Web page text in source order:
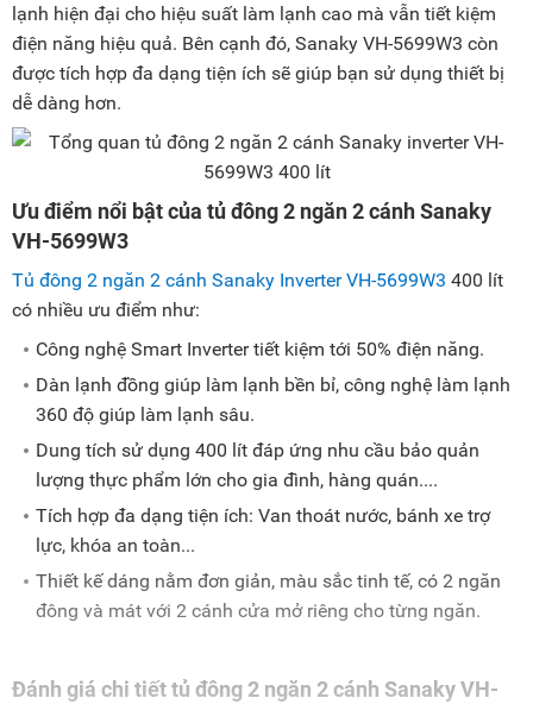
lạnh hiện đại cho hiệu suất làm lạnh cao mà vẫn tiết kiệm
điện năng hiệu quả. Bên cạnh đó, Sanaky VH-5699W3 còn
được tích hợp đa dạng tiện ích sẽ giúp bạn sử dụng thiết bị
dễ dàng hơn.
Ưu điểm nổi bật của tủ đông 2 ngăn 2 cánh Sanaky
VH-5699W3
Tủ đông 2 ngăn 2 cánh Sanaky Inverter VH-5699W3 400 lít
có nhiều ưu điểm như:
Công nghệ Smart Inverter tiết kiệm tới 50% điện năng.
Dàn lạnh đồng giúp làm lạnh bền bỉ, công nghệ làm lạnh
360 độ giúp làm lạnh sâu.
Dung tích sử dụng 400 lít đáp ứng nhu cầu bảo quản
lượng thực phẩm lớn cho gia đình, hàng quán....
Tích hợp đa dạng tiện ích: Van thoát nước, bánh xe trợ
lực, khóa an toàn...
Thiết kế dáng nằm đơn giản, màu sắc tinh tế, có 2 ngăn
đông và mát với 2 cánh cửa mở riêng cho từng ngăn.
Đánh giá chi tiết tủ đông 2 ngăn 2 cánh Sanaky VH-